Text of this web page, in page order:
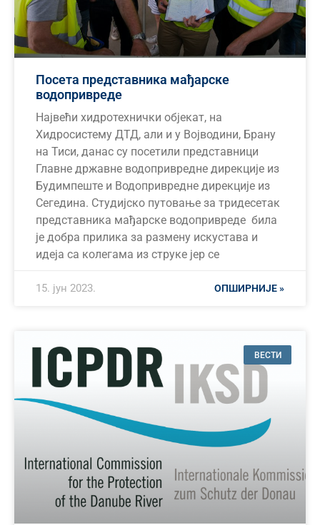
Посета представника мађарске
водопривреде
Највећи хидротехнички објекат, на
Хидросистему ДТД, али и у Војводини, Брану
на Тиси, данас су посетили представници
Главне државне водопривредне дирекције из
Будимпеште и Водопривредне дирекције из
Сегедина. Студијско путовање за тридесетак
представника мађарске водопривреде била
је добра прилика за размену искустава и
идеја са колегама из струке јер се
ОПШИРНИЈЕ »
15. јун 2023.
ВЕСТИ